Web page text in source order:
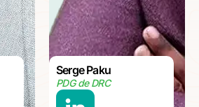
Serge Paku
PDG de DRC